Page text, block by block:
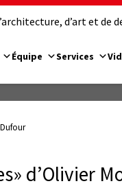
d’art et de
Équipe Services
d’Olivier